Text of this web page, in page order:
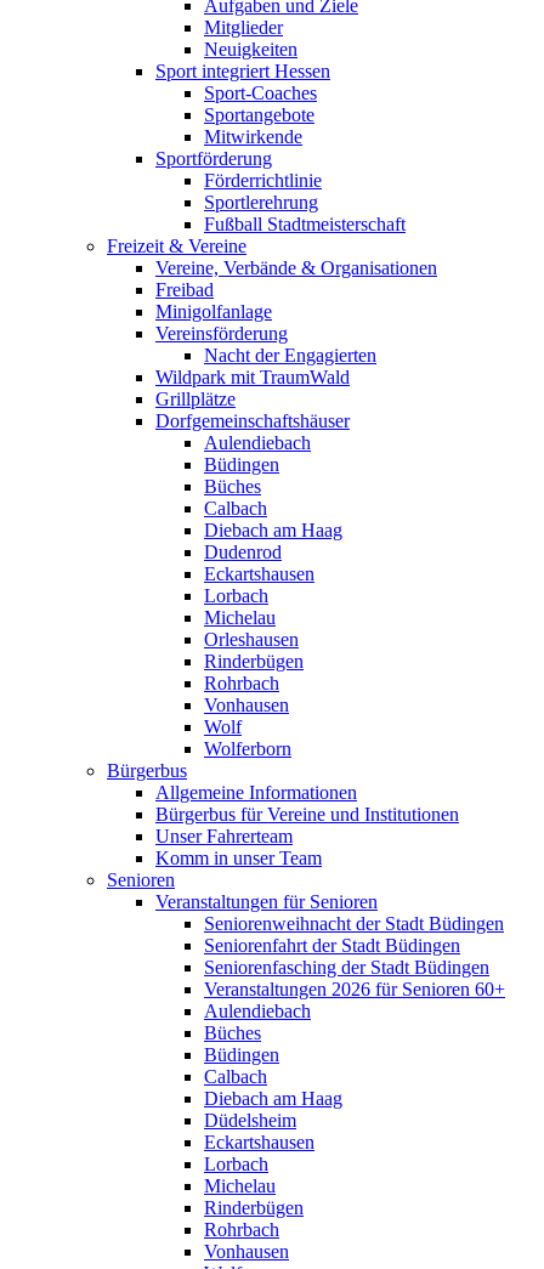
Aufgaben und Ziele
Mitglieder
Neuigkeiten
Sport integriert Hessen
Sport-Coaches
Sportangebote
Mitwirkende
Sportförderung
Förderrichtlinie
Sportlerehrung
Fußball Stadtmeisterschaft
Freizeit & Vereine
Vereine, Verbände & Organisationen
Freibad
Minigolfanlage
Vereinsförderung
Nacht der Engagierten
Wildpark mit TraumWald
Grillplätze
Dorfgemeinschaftshäuser
Aulendiebach
Büdingen
Büches
Calbach
Diebach am Haag
Dudenrod
Eckartshausen
Lorbach
Michelau
Orleshausen
Rinderbügen
Rohrbach
Vonhausen
Wolf
Wolferborn
Bürgerbus
Allgemeine Informationen
Bürgerbus für Vereine und Institutionen
Unser Fahrerteam
Komm in unser Team
Senioren
Veranstaltungen für Senioren
Seniorenweihnacht der Stadt Büdingen
Seniorenfahrt der Stadt Büdingen
Seniorenfasching der Stadt Büdingen
Veranstaltungen 2026 für Senioren 60+
Aulendiebach
Büches
Büdingen
Calbach
Diebach am Haag
Düdelsheim
Eckartshausen
Lorbach
Michelau
Rinderbügen
Rohrbach
Vonhausen